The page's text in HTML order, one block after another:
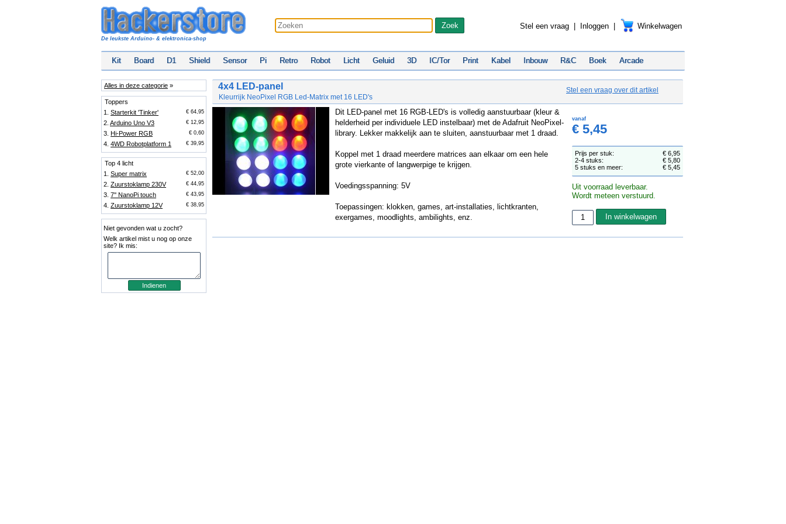
De leukste Arduino- & elektronica-shop
Stel een vraag Inloggen Winkelwagen
Kit Board D1 Shield Sensor Pi Retro Robot Licht Geluid 3D IC/Tor Print Kabel Inbouw R&C Boek Arcade
Alles in deze categorie »
Toppers
1. Starterkit 'Tinker' € 64,95
2. Arduino Uno V3 € 12,95
3. Hi-Power RGB € 0,60
4. 4WD Robotplatform 1 € 39,95
Top 4 licht
1. Super matrix € 52,00
2. Zuurstoklamp 230V € 44,95
3. 7'' NanoPi touch € 43,95
4. Zuurstoklamp 12V € 38,95
Niet gevonden wat u zocht?
Welk artikel mist u nog op onze
site? Ik mis:
4x4 LED-panel
Kleurrijk NeoPixel RGB Led-Matrix met 16 LED's
Stel een vraag over dit artikel
Dit LED-panel met 16 RGB-LED's is volledig aanstuurbaar (kleur &
helderheid per individuele LED instelbaar) met de Adafruit NeoPixel-
library. Lekker makkelijk aan te sluiten, aanstuurbaar met 1 draad.
Koppel met 1 draad meerdere matrices aan elkaar om een hele
grote vierkante of langwerpige te krijgen.
Voedingsspanning: 5V
Toepassingen: klokken, games, art-installaties, lichtkranten,
exergames, moodlights, ambilights, enz.
vanaf
€ 5,45
Prijs per stuk:
€ 6,95
2-4 stuks:
€ 5,80
5 stuks en meer:
€ 5,45
Uit voorraad leverbaar.
Wordt meteen verstuurd.